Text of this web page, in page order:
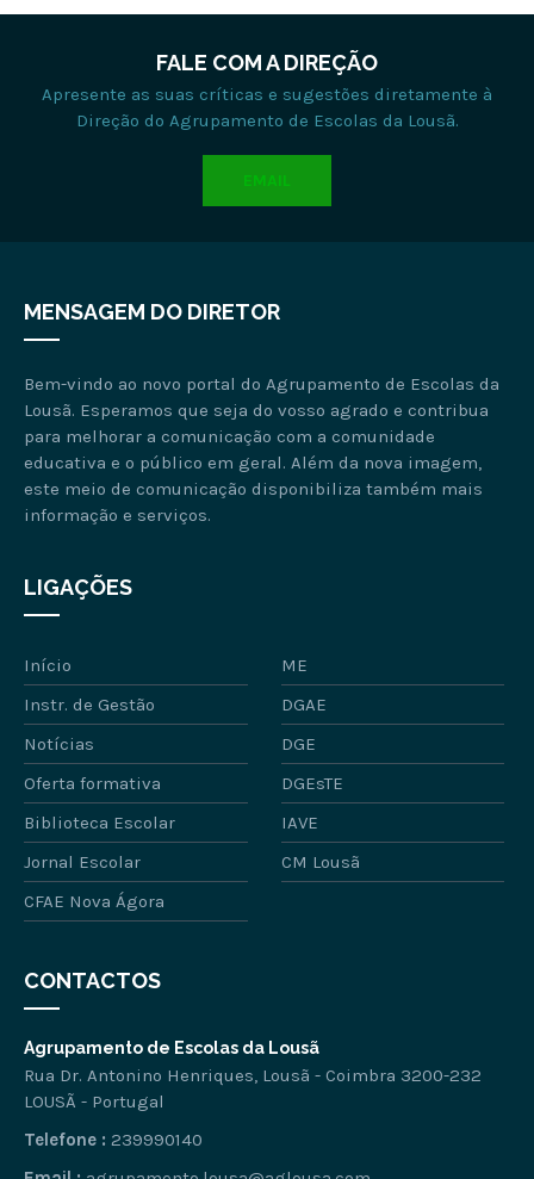
FALE COM A DIREÇÃO
Apresente as suas críticas e sugestões diretamente à
Direção do Agrupamento de Escolas da Lousã.
EMAIL
MENSAGEM DO DIRETOR
Bem-vindo ao novo portal do Agrupamento de Escolas da
Lousã. Esperamos que seja do vosso agrado e contribua
para melhorar a comunicação com a comunidade
educativa e o público em geral. Além da nova imagem,
este meio de comunicação disponibiliza também mais
informação e serviços.
LIGAÇÕES
Início
ME
Instr. de Gestão
DGAE
Notícias
DGE
Oferta formativa
DGEsTE
Biblioteca Escolar
IAVE
Jornal Escolar
CM Lousã
CFAE Nova Ágora
CONTACTOS
Agrupamento de Escolas da Lousã
Rua Dr. Antonino Henriques, Lousã - Coimbra 3200-232
LOUSÃ - Portugal
Telefone : 239990140